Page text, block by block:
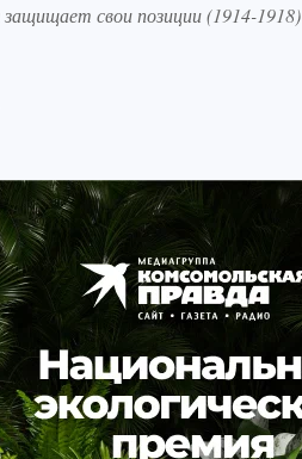
свои позиции (1914-1918)